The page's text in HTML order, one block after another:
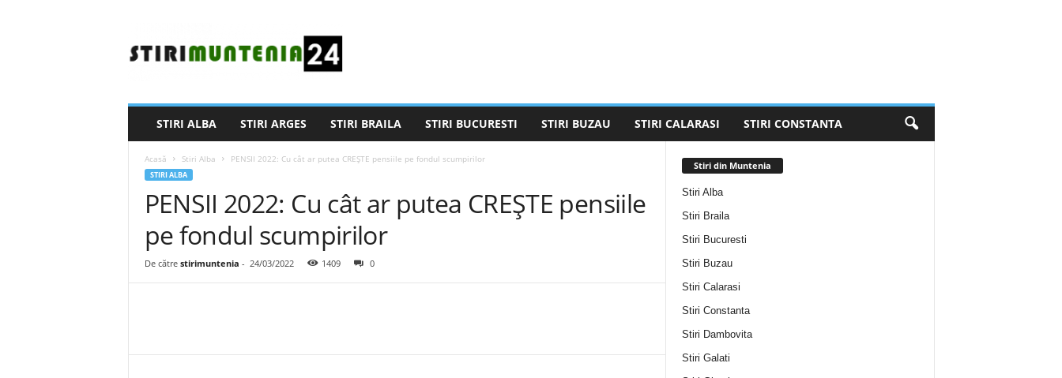
r
STIRI ALBA STIRI ARGES STIRI BRAILA STIRI BUCURESTI STIRI BUZAU STIRI CALARASI STIRI CONSTANTA
Acasă Stiri Alba PENSII 2022: Cu cât ar putea CREȘTE pensiile pe fondul scumpirilor
STIRI ALBA
PENSII 2022: Cu cât ar putea CREȘTE pensiile
pe fondul scumpirilor
De către stirimuntenia - 24/03/2022 1409 0
Stiri din Muntenia
Stiri Alba
Stiri Braila
Stiri Bucuresti
Stiri Buzau
Stiri Calarasi
Stiri Constanta
Stiri Dambovita
Stiri Galati